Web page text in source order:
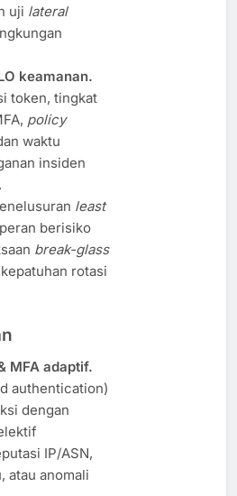
uji lateral
keamanan.
token, tingkat
policy
waktu
insiden
least
berisiko
break-glass
rotasi
MFA adaptif.
authentication)
dengan
IP/ASN,
atau anomali